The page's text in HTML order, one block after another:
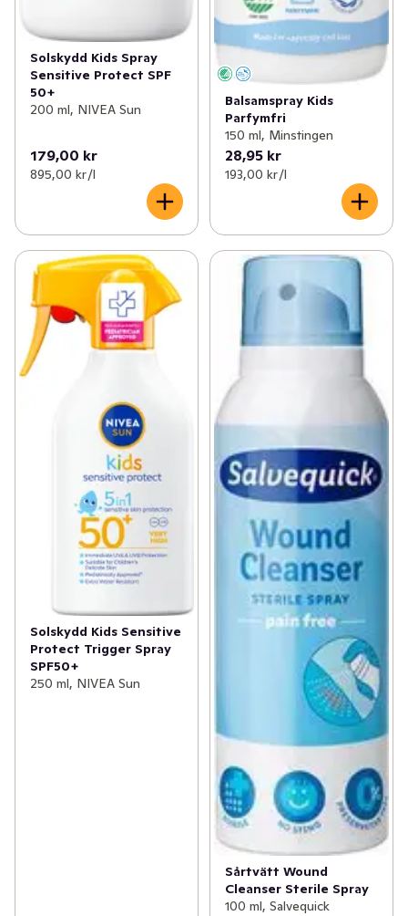
Solskydd Kids Spray
Sensitive Protect SPF
50+
200 ml, NIVEA Sun
179,00 kr
895,00 kr /l
Balsamspray Kids
Parfymfri
150 ml, Minstingen
28,95 kr
193,00 kr /l
Solskydd Kids Sensitive
Protect Trigger Spray
SPF50+
250 ml, NIVEA Sun
Sårtvätt Wound
Cleanser Sterile Spray
100 ml, Salvequick